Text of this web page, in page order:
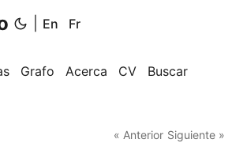
En Fr
Grafo Acerca CV Buscar
« Anterior Siguiente »